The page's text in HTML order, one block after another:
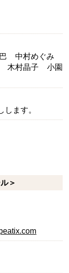
中村めぐみ
木村晶子 小園
ます。
＞